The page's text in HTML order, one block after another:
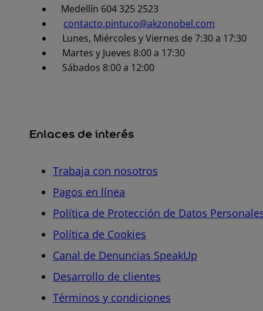
Medellín 604 325 2523
contacto.pintuco@akzonobel.com
Lunes, Miércoles y Viernes de 7:30 a 17:30
Martes y Jueves 8:00 a 17:30
Sábados 8:00 a 12:00
Enlaces de interés
Trabaja con nosotros
Pagos en línea
Política de Protección de Datos
Política de Cookies
Canal de Denuncias SpeakUp
Desarrollo de clientes
Términos y condiciones